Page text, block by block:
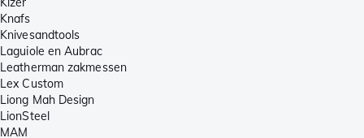
Knafs
Knivesandtools
Laguiole en Aubrac
Leatherman zakmessen
Lex Custom
Liong Mah Design
LionSteel
MAM